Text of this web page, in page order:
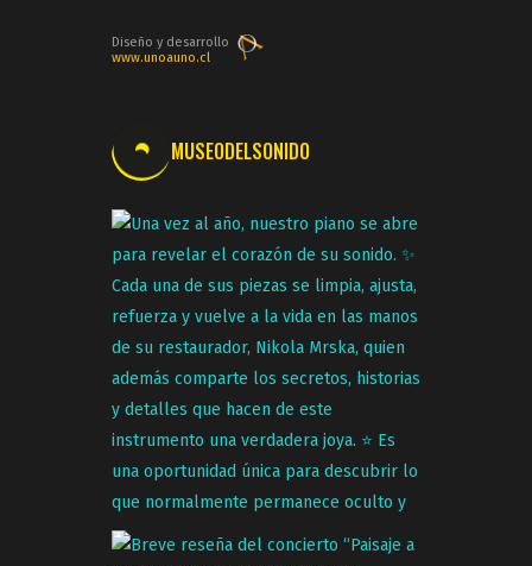
Diseño y desarrollo
www.unoauno.cl
MUSEODELSONIDO